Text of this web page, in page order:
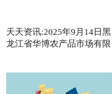
天天资讯:2025年9月14日黑
龙江省华博农产品市场有限